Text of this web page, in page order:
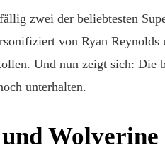
zwei der beliebtesten
von Ryan
Und nun zeigt sich: Die
unterhalten.
Wolverine